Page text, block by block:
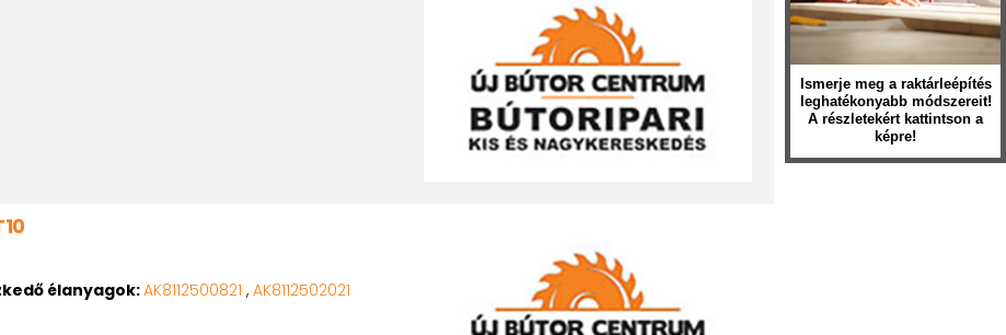
élanyagok:AK8112500821 , AK8112502021
Ismerje meg a raktárleépítés
leghatékonyabb módszereit!
A részletekért kattintson a
képre!